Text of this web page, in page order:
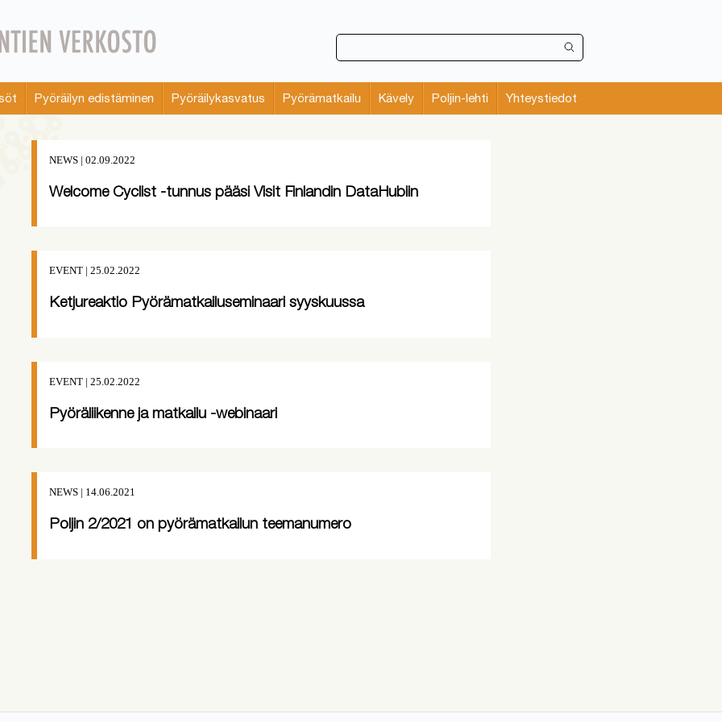
Pyöräilyn edistäminen Pyöräilykasvatus Pyörämatkailu Kävely Poljin-lehti Yhteystiedot
NEWS | 02.09.2022
Welcome Cyclist -tunnus pääsi Visit Finlandin DataHubiin
EVENT | 25.02.2022
Ketjureaktio Pyörämatkailuseminaari syyskuussa
EVENT | 25.02.2022
Pyöräliikenne ja matkailu -webinaari
NEWS | 14.06.2021
Poljin 2/2021 on pyörämatkailun teemanumero